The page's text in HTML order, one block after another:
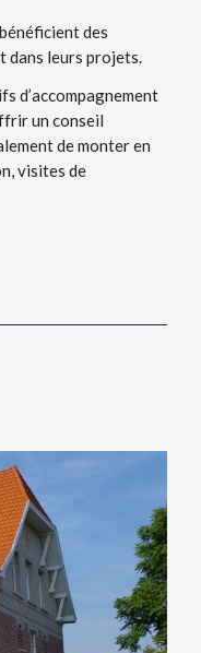
des
dans leurs projets.
d’accompagnement
un conseil
de monter en
visites de